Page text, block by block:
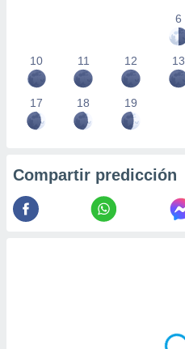
6
10 11 12 13
17 18 19
Compartir predicción